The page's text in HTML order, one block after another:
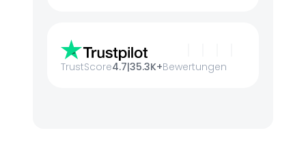
TrustScore4.7|35.3K+Bewertungen